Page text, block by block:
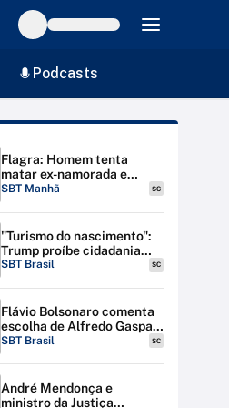
Podcasts
Flagra: Homem tenta
matar ex-namorada e
atropela amiga por engano
SBT Manhã SC
"Turismo do nascimento":
Trump proíbe cidadania
para bebês de estrangeiras
SBT Brasil SC
Flávio Bolsonaro comenta
escolha de Alfredo Gaspar
para vice-presidente
SBT Brasil SC
André Mendonça e
ministro da Justiça